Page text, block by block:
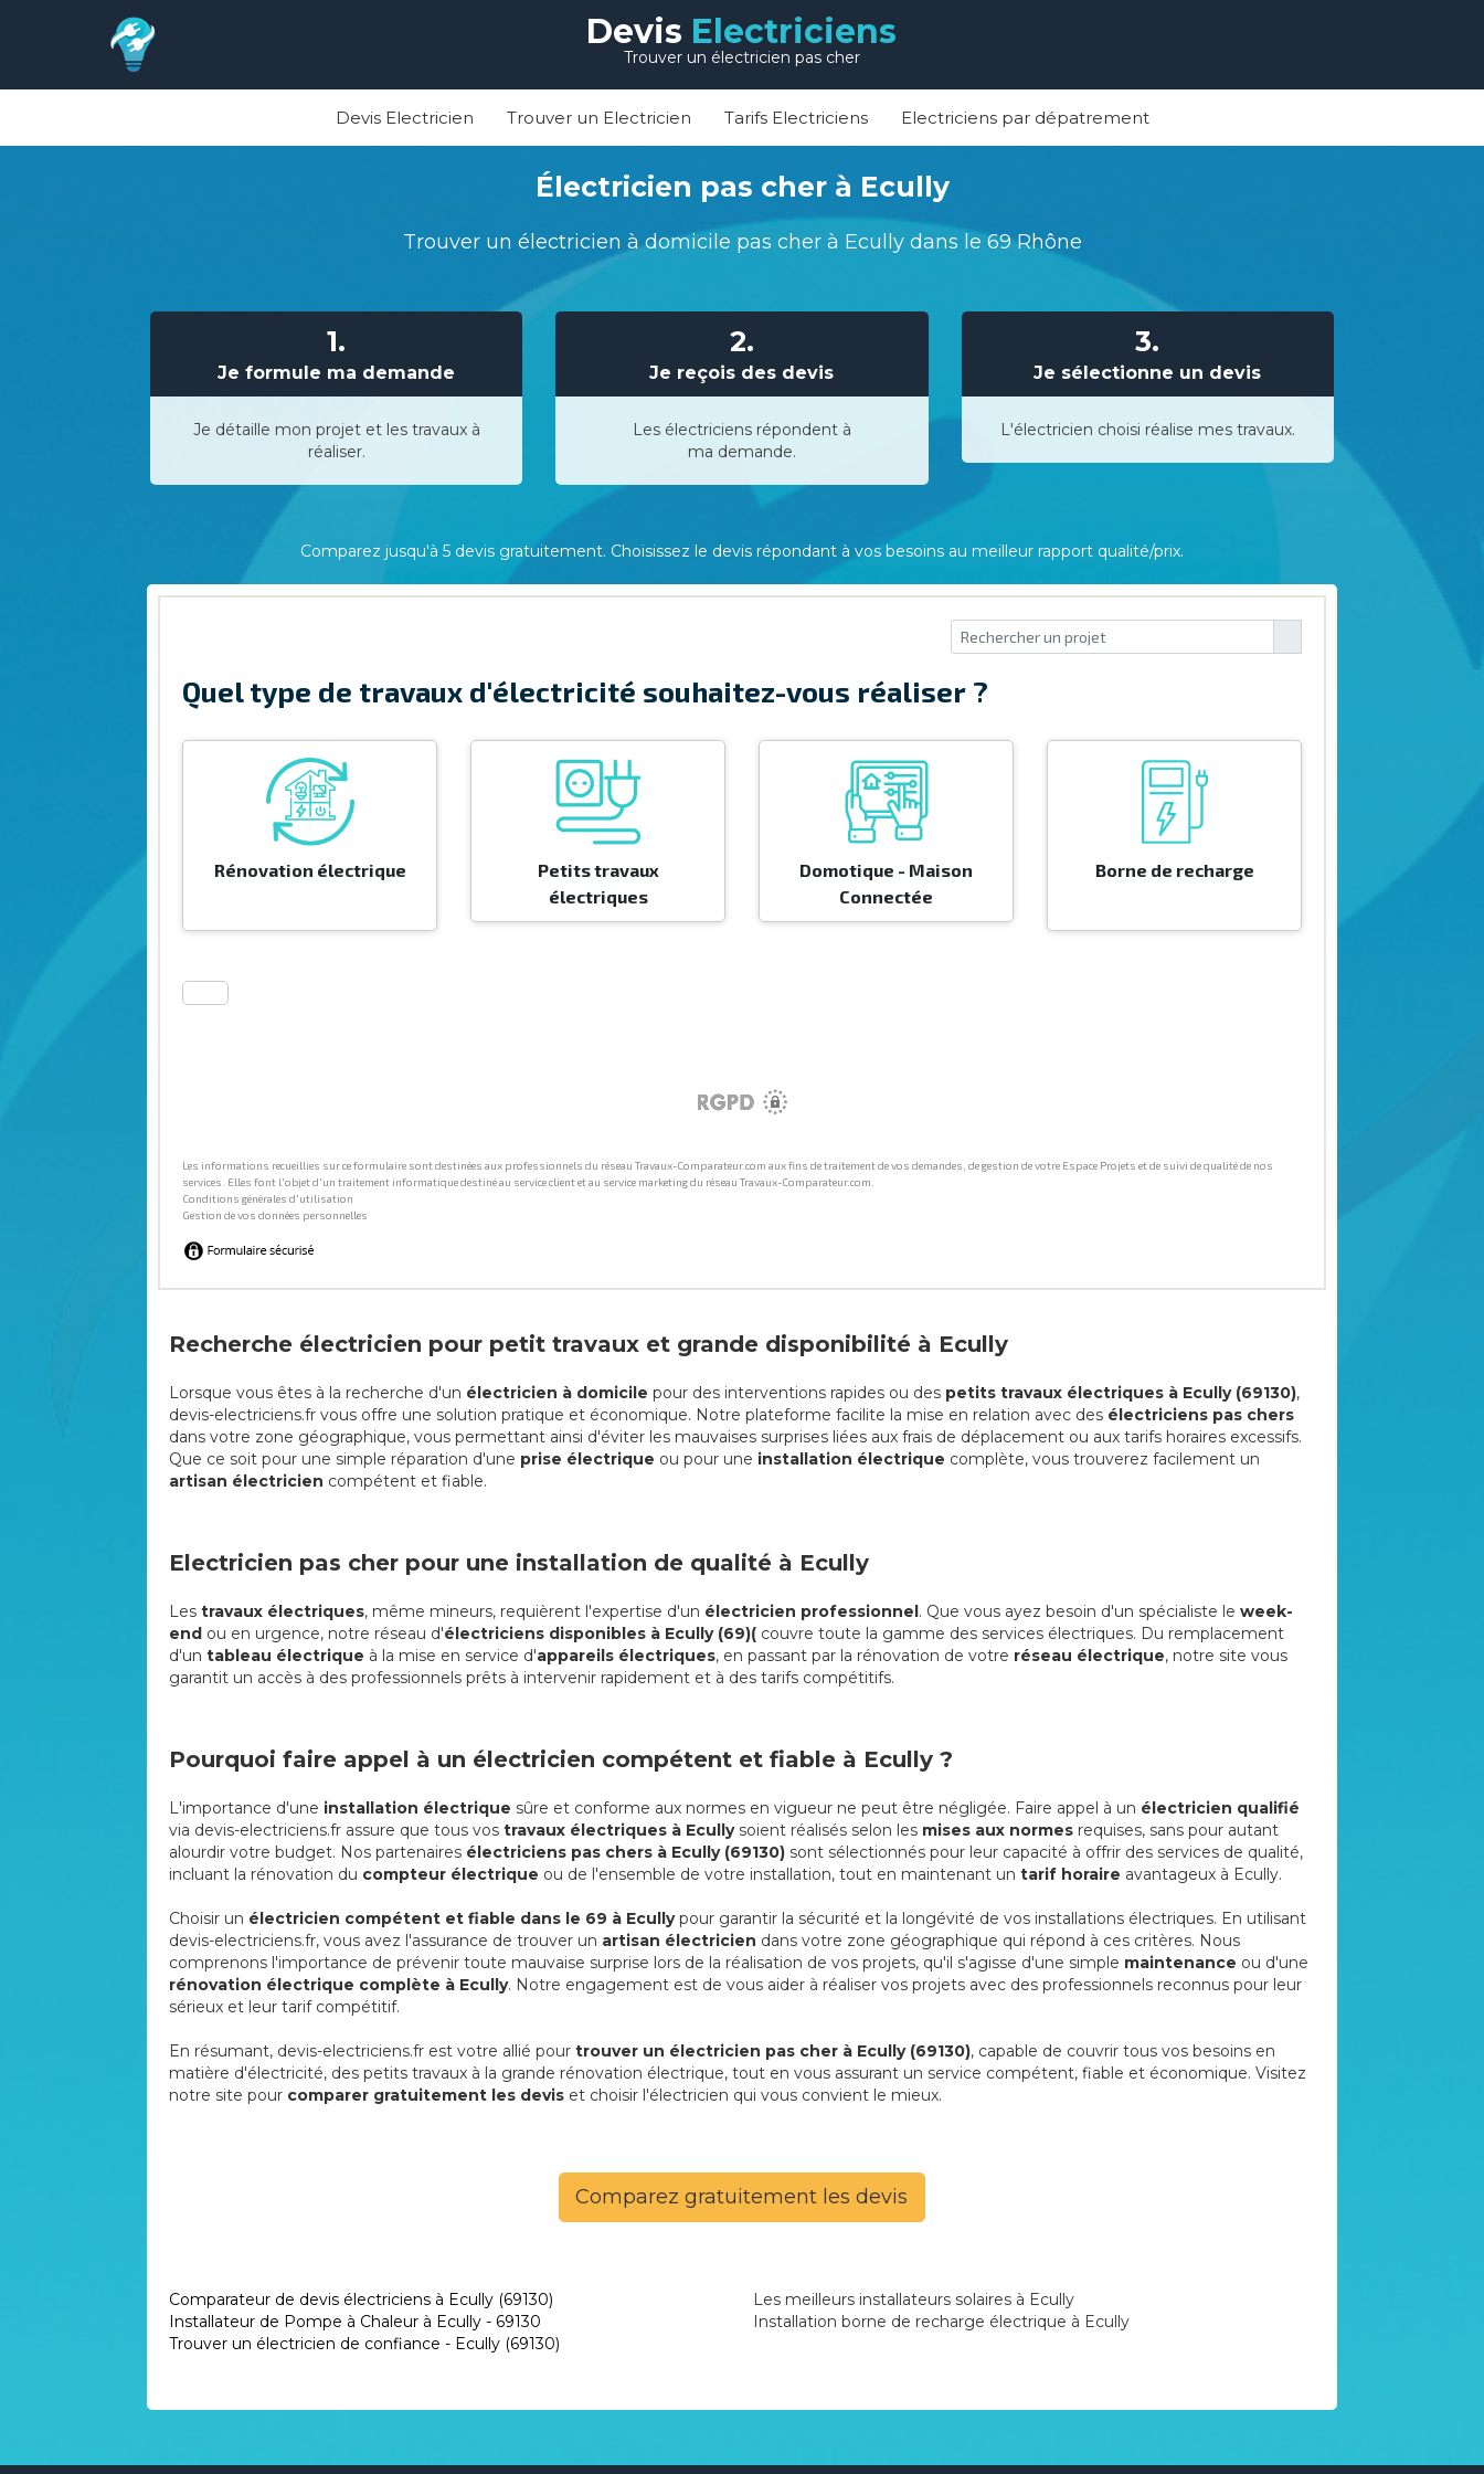
Devis Electriciens
Trouver un électricien pas cher
Devis Electricien Trouver un Electricien Tarifs Electriciens Electriciens par dépatrement
Électricien pas cher à Ecully
Trouver un électricien à domicile pas cher à Ecully dans le 69 Rhône
1.
Je formule ma demande
Je détaille mon projet et les travaux à
réaliser.
2.
Je reçois des devis
Les électriciens répondent à
ma demande.
3.
Je sélectionne un devis
L'électricien choisi réalise mes travaux.
Comparez jusqu'à 5 devis gratuitement. Choisissez le devis répondant à vos besoins au meilleur rapport qualité/prix.
Recherche électricien pour petit travaux et grande disponibilité à Ecully
Lorsque vous êtes à la recherche d'un électricien à domicile pour des interventions rapides ou des petits travaux électriques à Ecully (69130),
devis-electriciens.fr vous offre une solution pratique et économique. Notre plateforme facilite la mise en relation avec des électriciens pas chers
dans votre zone géographique, vous permettant ainsi d'éviter les mauvaises surprises liées aux frais de déplacement ou aux tarifs horaires excessifs.
Que ce soit pour une simple réparation d'une prise électrique ou pour une installation électrique complète, vous trouverez facilement un
artisan électricien compétent et fiable.
Electricien pas cher pour une installation de qualité à Ecully
Les travaux électriques, même mineurs, requièrent l'expertise d'un électricien professionnel. Que vous ayez besoin d'un spécialiste le week-
endou en urgence, notre réseau d'électriciens disponibles à Ecully (69)(couvre toute la gamme des services électriques. Du remplacement
d'un tableau électrique à la mise en service d'appareils électriques, en passant par la rénovation de votre réseau électrique, notre site vous
garantit un accès à des professionnels prêts à intervenir rapidement et à des tarifs compétitifs.
Pourquoi faire appel à un électricien compétent et fiable à Ecully ?
L'importance d'une installation électrique sûre et conforme aux normes en vigueur ne peut être négligée. Faire appel à un électricien qualifié
via devis-electriciens.fr assure que tous vos travaux électriques à Ecullysoient réalisés selon les mises aux normesrequises, sans pour autant
alourdir votre budget. Nos partenaires électriciens pas chers à Ecully (69130) sont sélectionnés pour leur capacité à offrir des services de qualité,
incluant la rénovation du compteur électrique ou de l'ensemble de votre installation, tout en maintenant un tarif horaire avantageux à Ecully.
Choisir un électricien compétent et fiable dans le 69 à Ecullypour garantir la sécurité et la longévité de vos installations électriques. En utilisant
devis-electriciens.fr, vous avez l'assurance de trouver un artisan électricien dans votre zone géographique qui répond à ces critères. Nous
comprenons l'importance de prévenir toute mauvaise surprise lors de la réalisation de vos projets, qu'il s'agisse d'une simple maintenance ou d'une
rénovation électrique complète à Ecully. Notre engagement est de vous aider à réaliser vos projets avec des professionnels reconnus pour leur
sérieux et leur tarif compétitif.
En résumant, devis-electriciens.fr est votre allié pour trouver un électricien pas cher à Ecully (69130), capable de couvrir tous vos besoins en
matière d'électricité, des petits travaux à la grande rénovation électrique, tout en vous assurant un service compétent, fiable et économique. Visitez
notre site pour comparer gratuitement les deviset choisir l'électricien qui vous convient le mieux.
Comparez gratuitement les devis
Comparateur de devis électriciens à Ecully (69130)
Installateur de Pompe à Chaleur à Ecully - 69130
Trouver un électricien de confiance - Ecully (69130)
Les meilleurs installateurs solaires à Ecully
Installation borne de recharge électrique à Ecully